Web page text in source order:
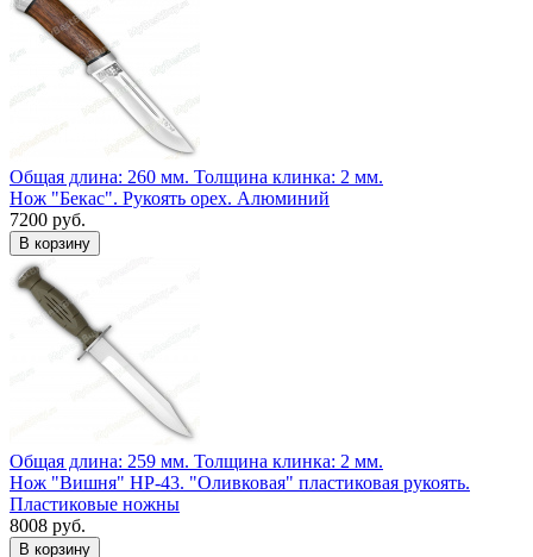
Общая длина: 260 мм. Толщина клинка: 2 мм.
Нож "Бекас". Рукоять орех. Алюминий
7200 руб.
Общая длина: 259 мм. Толщина клинка: 2 мм.
Нож "Вишня" НР-43. "Оливковая" пластиковая рукоять.
Пластиковые ножны
8008 руб.